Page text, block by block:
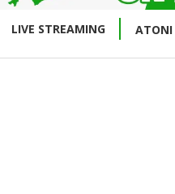
LIVE STREAMING ATONI